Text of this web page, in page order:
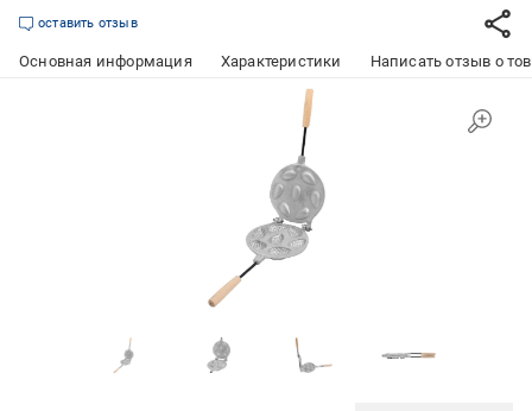
оставить отзыв
Основная информация Характеристики Написать отзыв о